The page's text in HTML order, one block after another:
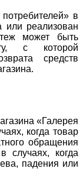
в
или реализован
может быть
с которой
средств
«Галерея
когда товар
обращения
случаях, когда
падения или